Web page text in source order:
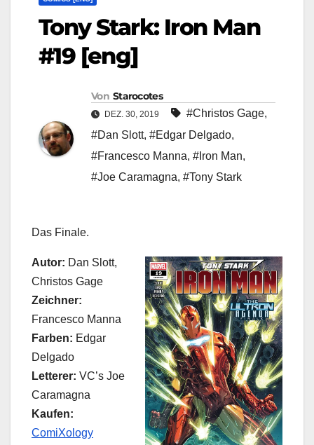
Tony Stark: Iron Man
#19 [eng]
Von Starocotes
DEZ. 30, 2019 #Christos Gage,
#Dan Slott, #Edgar Delgado,
#Francesco Manna, #Iron Man,
#Joe Caramagna, #Tony Stark
Das Finale.
Autor: Dan Slott,
Christos Gage
Zeichner:
Francesco Manna
Farben: Edgar
Delgado
Letterer: VC’s Joe
Caramagna
Kaufen:
ComiXology